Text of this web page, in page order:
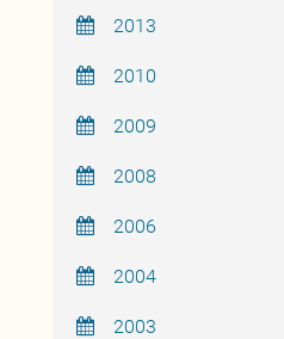
2013
2010
2009
2008
2006
2004
2003